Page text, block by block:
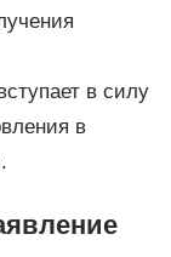
в силу
в